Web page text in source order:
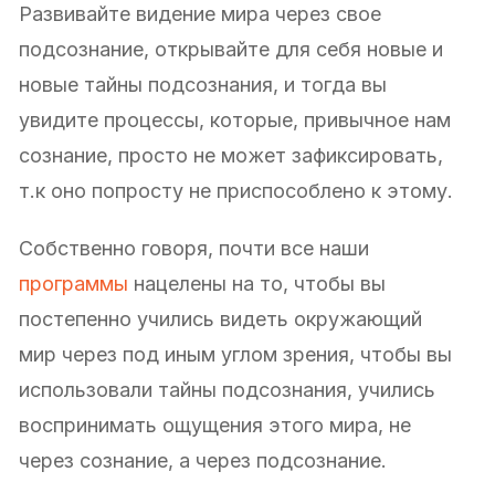
Развивайте видение мира через свое
подсознание, открывайте для себя новые и
новые тайны подсознания, и тогда вы
увидите процессы, которые, привычное нам
сознание, просто не может зафиксировать,
т.к оно попросту не приспособлено к этому.
Собственно говоря, почти все наши
программы нацелены на то, чтобы вы
постепенно учились видеть окружающий
мир через под иным углом зрения, чтобы вы
использовали тайны подсознания, учились
воспринимать ощущения этого мира, не
через сознание, а через подсознание.